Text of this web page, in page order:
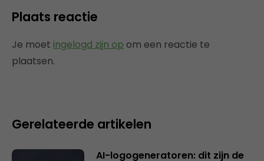
Plaats reactie
Je moet ingelogd zijn op om een reactie te
plaatsen.
Gerelateerde artikelen
AI-logogeneratoren: dit zijn de